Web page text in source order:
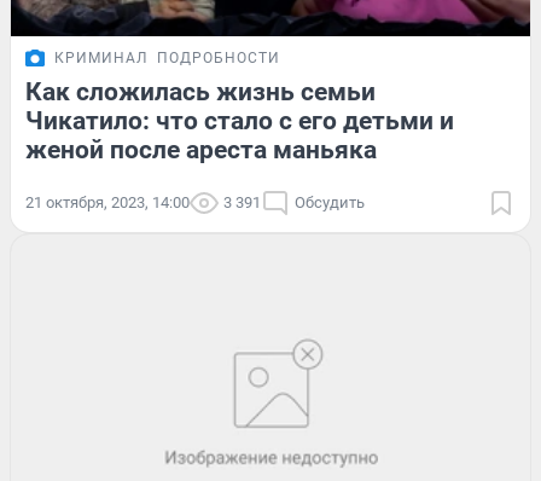
КРИМИНАЛ ПОДРОБНОСТИ
Как сложилась жизнь семьи
Чикатило: что стало с его детьми и
женой после ареста маньяка
21 октября, 2023, 14:00 3 391 Обсудить